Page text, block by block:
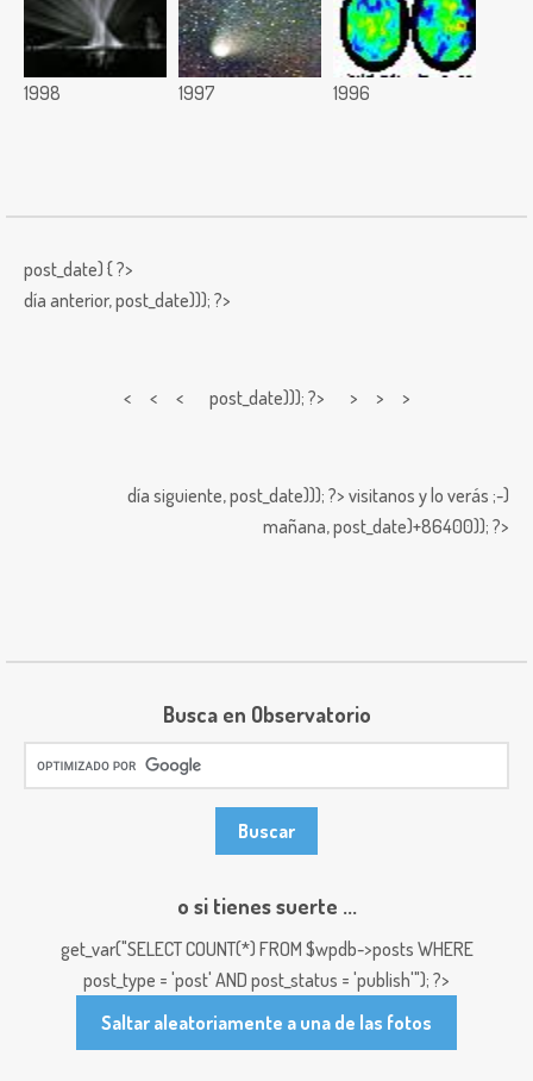
1998 1997 1996
post_date) { ?>
día anterior,post_date))); ?>
< < < post_date))); ?> > > >
día siguiente,post_date))); ?> visitanos y lo verás ;-)
mañana,post_date)+86400)); ?>
Busca en Observatorio
o si tienes suerte ...
get_var("SELECT COUNT(*) FROM $wpdb->posts WHERE
post_type = 'post' AND post_status = 'publish'"); ?>
Saltar aleatoriamente a una de las fotos